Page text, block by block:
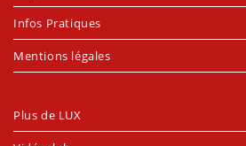
Infos Pratiques
Mentions légales
Plus de LUX